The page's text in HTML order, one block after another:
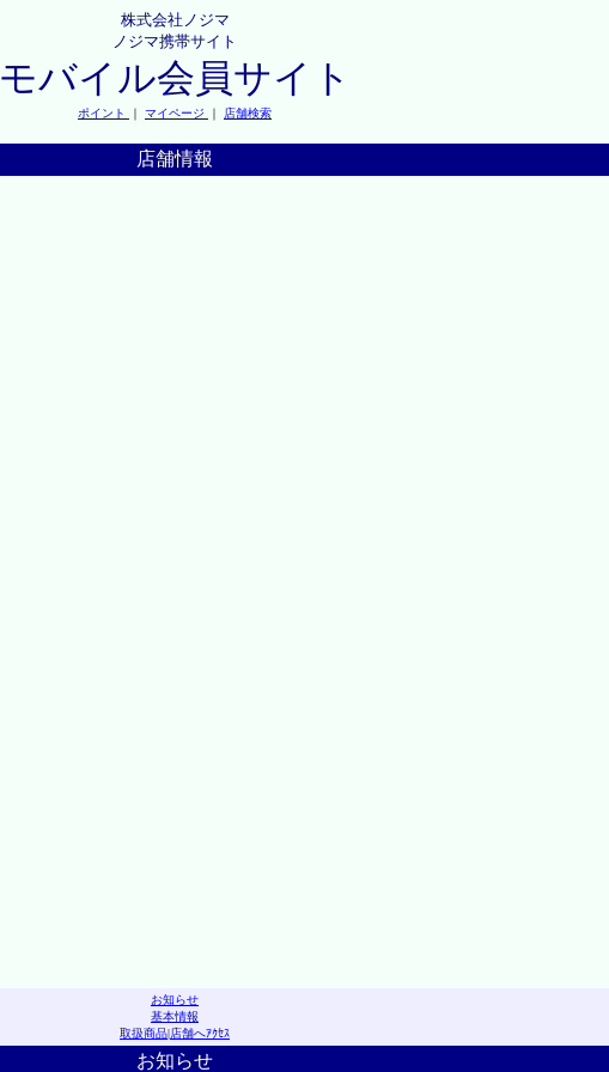
株式会社ノジマ
ノジマ携帯サイト
モバイル会員サイト
ポイント ｜ マイページ ｜ 店舗検索
店舗情報
お知らせ
基本情報
取扱商品|店舗へｱｸｾｽ
お知らせ